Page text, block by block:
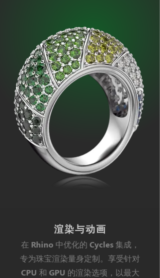
渲染与动画
在 Rhino 中优化的 Cycles 集成，
专为珠宝渲染量身定制。享受针对
CPU 和 GPU 的渲染选项，以最大